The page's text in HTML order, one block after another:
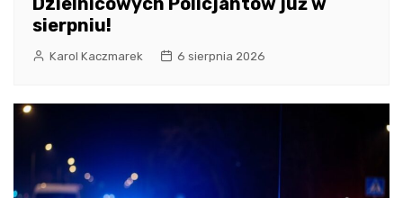
sierpniu!
Karol Kaczmarek 6 sierpnia 2026